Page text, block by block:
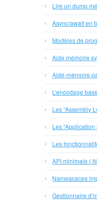
Lire un dump
Async/await en
Modèles de
Aide mémoire
Aide-mémoire
L’encodage
Les “Assembly
Les
Les
API minimale
Namespaces
Gestionnaire